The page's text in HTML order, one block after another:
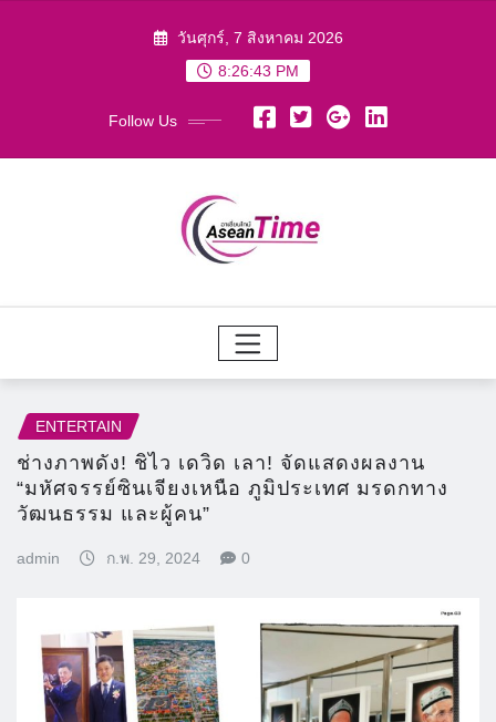
วันศุกร์, 7 สิงหาคม 2026
8:26:45 PM
Follow Us
ENTERTAIN
ช่างภาพดัง! ชิไว เดวิด เลา! จัดแสดงผลงาน
“มหัศจรรย์ซินเจียงเหนือ ภูมิประเทศ มรดกทาง
วัฒนธรรม และผู้คน”
admin ก.พ. 29, 2024 0